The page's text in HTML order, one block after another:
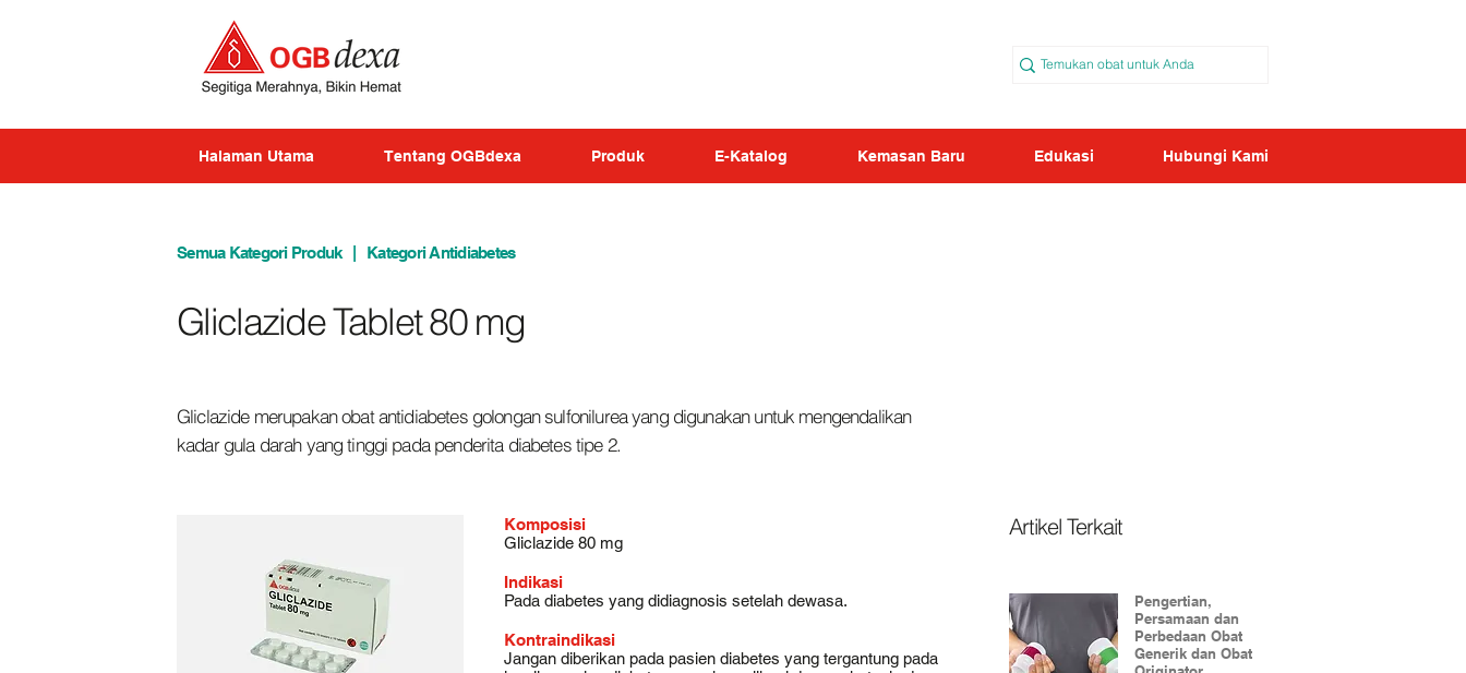
Halaman Utama Tentang OGBdexa Produk E-Katalog Kemasan Baru Edukasi Hubungi Kami
Semua Kategori Produk Kategori Antidiabetes
Gliclazide Tablet 80 mg
Gliclazide merupakan obat antidiabetes golongan sulfonilurea yang digunakan untuk mengendalikan
kadar gula darah yang tinggi pada penderita diabetes tipe 2.
Komposisi
Gliclazide 80 mg
Indikasi
Pada diabetes yang didiagnosis setelah dewasa.
Kontraindikasi
Jangan diberikan pada pasien diabetes yang tergantung pada
Artikel Terkait
Pengertian,
Persamaan dan
Perbedaan Obat
Generik dan Obat